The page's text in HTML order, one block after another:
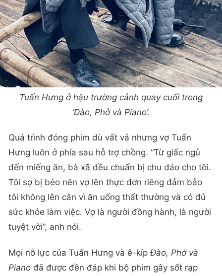
Tuấn Hưng ở hậu trường cảnh quay cuối trong
‘Đào, Phở và Piano’.
Quá trình đóng phim dù vất vả nhưng vợ Tuấn
Hưng luôn ở phía sau hỗ trợ chồng. “Từ giấc ngủ
đến miếng ăn, bà xã đều chuẩn bị chu đáo cho tôi.
Tôi sợ bị béo nên vợ lên thực đơn riêng đảm bảo
tôi không lên cân vì ăn uống thất thường và có đủ
sức khỏe làm việc. Vợ là người đồng hành, là người
tuyệt vời”, anh nói.
Mọi nỗ lực của Tuấn Hưng và ê-kíp Đào, Phở và
Piano đã được đền đáp khi bộ phim gây sốt rạp